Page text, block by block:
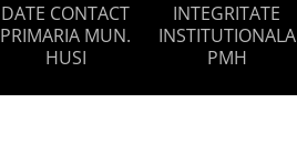
DATE CONTACT
PRIMARIA MUN.
HUSI
INTEGRITATE
INSTITUTIONALA
PMH